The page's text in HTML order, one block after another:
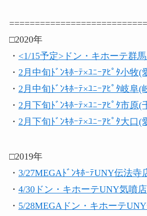
□2020年
・ <1/15予定>ドン・キホーテ群
・ 2月中旬ﾄﾞﾝｷﾎｰﾃ×ﾕﾆｰｱﾋﾟﾀ小牧(
・ 2月中旬ﾄﾞﾝｷﾎｰﾃ×ﾕﾆｰｱﾋﾟﾀ岐阜(
・ 2月下旬ﾄﾞﾝｷﾎｰﾃ×ﾕﾆｰｱﾋﾟﾀ市原(
・ 2月下旬ﾄﾞﾝｷﾎｰﾃ×ﾕﾆｰｱﾋﾟﾀ大口(
□2019年
・ 3/27MEGAﾄﾞﾝｷﾎｰﾃUNY伝法寺
・ 4/30ドン・キホーテUNY気噴
・ 5/28MEGAドン・キホーテ